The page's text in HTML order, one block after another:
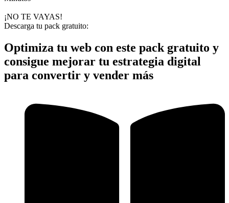
¡NO TE VAYAS!
Descarga tu pack gratuito:
Optimiza tu web con este pack gratuito y
consigue mejorar tu estrategia digital
para convertir y vender más